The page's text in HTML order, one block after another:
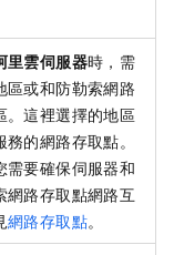
里雲伺服器時，需
區或和防勒索網路
。這裡選擇的地區
的網路存取點。
需要確保伺服器和
網路存取點網路互
網路存取點。